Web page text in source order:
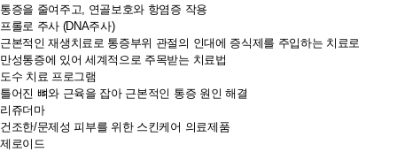
통증을 줄여주고, 연골보호와 항염증 작용
프롤로 주사 (DNA주사)
근본적인 재생치료로 통증부위 관절의 인대에 증식제를 주입하는 치료로
만성통증에 있어 세계적으로 주목받는 치료법
도수 치료 프로그램
틀어진 뼈와 근육을 잡아 근본적인 통증 원인 해결
리쥬더마
건조한/문제성 피부를 위한 스킨케어 의료제품
제로이드